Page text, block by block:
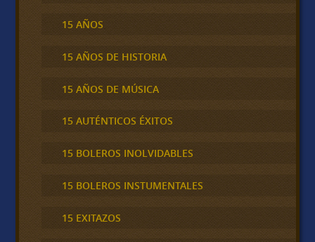
15 AÑOS
15 AÑOS DE HISTORIA
15 AÑOS DE MÚSICA
15 AUTÉNTICOS ÉXITOS
15 BOLEROS INOLVIDABLES
15 BOLEROS INSTUMENTALES
15 EXITAZOS